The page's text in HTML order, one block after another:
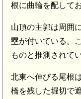
根に曲輪を配して
山頂の主郭は周囲
塁が付いている。
ものと推測されてい
北東へ伸びる尾根
橋を残した堀切で